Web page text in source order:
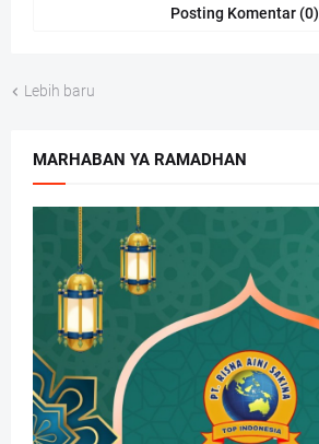
Posting Komentar (0)
Lebih baru
MARHABAN YA RAMADHAN